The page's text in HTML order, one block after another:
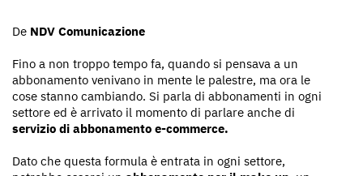
De NDV Comunicazione
Fino a non troppo tempo fa, quando si pensava a un
abbonamento venivano in mente le palestre, ma ora le
cose stanno cambiando. Si parla di abbonamenti in ogni
settore ed è arrivato il momento di parlare anche di
servizio di abbonamento e-commerce.
Dato che questa formula è entrata in ogni settore,